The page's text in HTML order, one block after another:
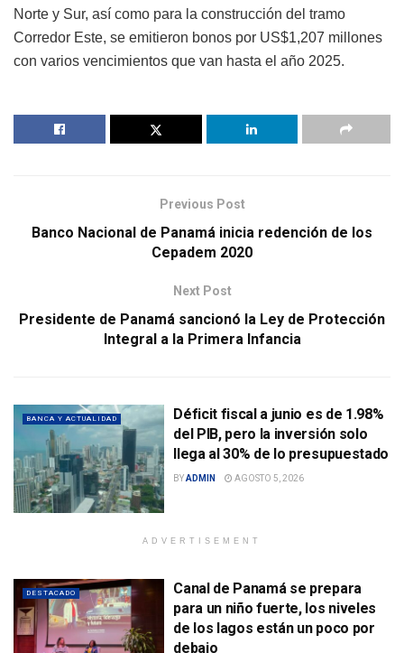
Norte y Sur, así como para la construcción del tramo
Corredor Este, se emitieron bonos por US$1,207 millones
con varios vencimientos que van hasta el año 2025.
Previous Post
Banco Nacional de Panamá inicia redención de los
Cepadem 2020
Next Post
Presidente de Panamá sancionó la Ley de Protección
Integral a la Primera Infancia
BANCA Y ACTUALIDAD
Déficit fiscal a junio es de 1.98%
del PIB, pero la inversión solo
llega al 30% de lo presupuestado
BYADMIN AGOSTO 5, 2026
ADVERTISEMENT
DESTACADO
Canal de Panamá se prepara
para un niño fuerte, los niveles
de los lagos están un poco por
debajo